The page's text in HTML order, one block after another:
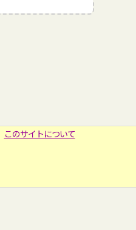
このサイトについて